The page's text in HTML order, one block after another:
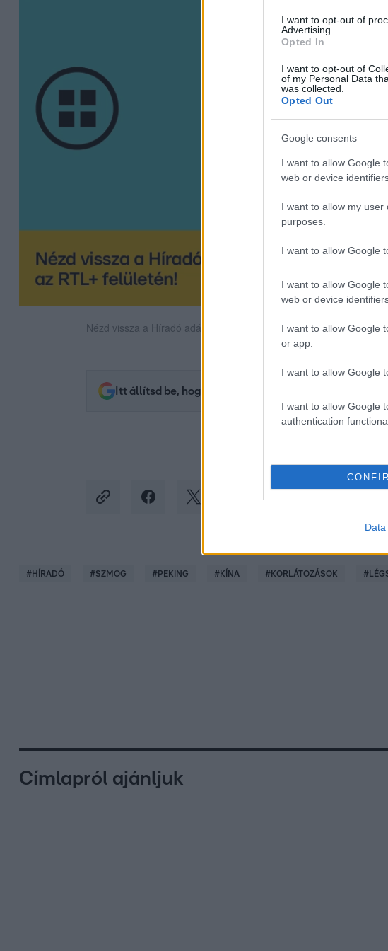
I want to opt-out of
Advertising.
Opted In
I want to opt-out of
of my Personal Data
was collected.
Opted Out
Google consents
I want to allow Google
web or device
I want to allow my
purposes.
I want to allow Google
I want to allow Google
web or device
I want to allow Google
or app.
I want to allow Google
I want to allow Google
authentication
Nézd vissza a Híradó adásait az RTL+ felületén!
Itt állítsd be, hogy az RTL.hu az elsők között legyen a
#HÍRADÓ #SZMOG #PEKING #KÍNA #KORLÁTOZÁSOK #
Címlapról ajánljuk